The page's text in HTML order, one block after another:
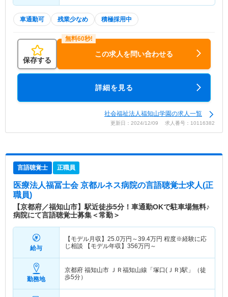
車通勤可 残業少なめ 積極採用中
保存する
この求人を問い合わせる
詳細を見る
社会福祉法人福知山学園の求人一覧
更新日：2024/12/09 求人番号：10116382
言語聴覚士 正職員
医療法人福冨士会 京都ルネス病院の言語聴覚士求人(正
職員)
【京都府／福知山市】駅近徒歩5分！車通勤OKで駐車場無料♪
病院にて言語聴覚士募集＜常勤＞
給与
【モデル月収】 25.0万円～39.4万円 程度※経験に応
じ相談 【モデル年収】 356万円～
勤務地
京都府 福知山市 ＪＲ福知山線「塚口(ＪＲ)駅」（徒
歩5分）